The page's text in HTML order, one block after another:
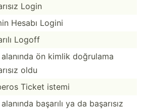
Login
Hesabı Logini
Logoff
ön kimlik doğrulama
oldu
Ticket istemi
başarılı ya da başarısız